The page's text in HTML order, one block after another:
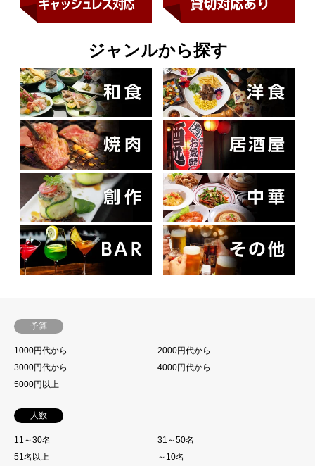
ジャンルから探す
予算
1000円代から
2000円代から
3000円代から
4000円代から
5000円以上
人数
11～30名
31～50名
51名以上
～10名